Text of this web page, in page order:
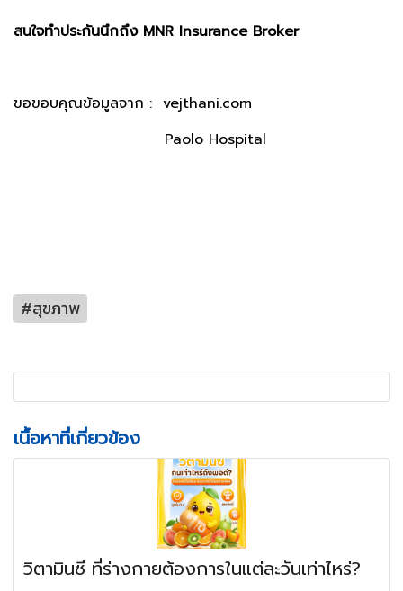
สนใจทำประกันนึกถึง MNR Insurance Broker
ขอขอบคุณข้อมูลจาก : vejthani.com
Paolo Hospital
#สุขภาพ
เนื้อหาที่เกี่ยวข้อง
วิตามินซี ที่ร่างกายต้องการในแต่ละวันเท่าไหร่?